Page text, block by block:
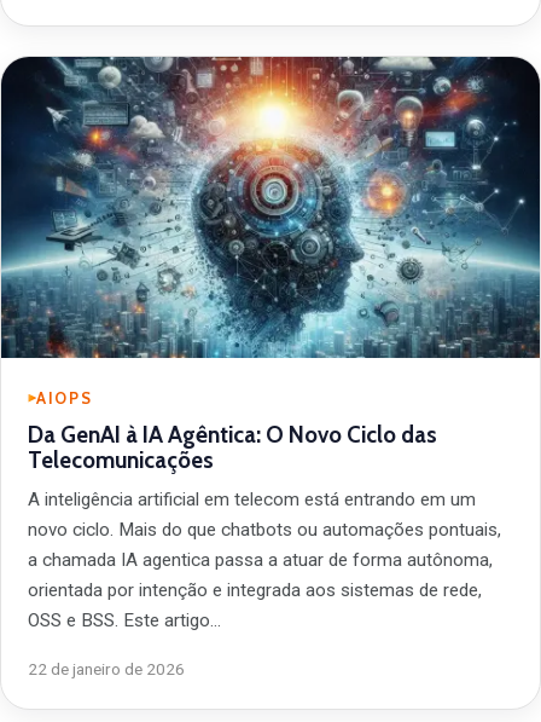
AIOPS
Da GenAI à IA Agêntica: O Novo Ciclo das
Telecomunicações
A inteligência artificial em telecom está entrando em um
novo ciclo. Mais do que chatbots ou automações pontuais,
a chamada IA agentica passa a atuar de forma autônoma,
orientada por intenção e integrada aos sistemas de rede,
OSS e BSS. Este artigo…
22 de janeiro de 2026